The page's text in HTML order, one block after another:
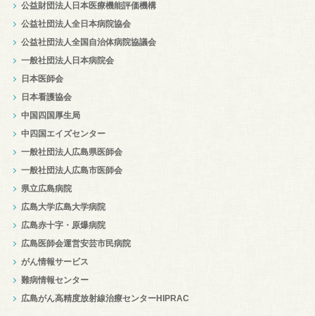
公益財団法人日本医療機能評価機構
公益社団法人全日本病院協会
公益社団法人全国自治体病院協議会
一般社団法人日本病院会
日本医師会
日本看護協会
中国四国厚生局
中四国エイズセンター
一般社団法人広島県医師会
一般社団法人広島市医師会
県立広島病院
広島大学広島大学病院
広島赤十字・原爆病院
広島医師会運営安芸市民病院
がん情報サービス
難病情報センター
広島がん高精度放射線治療センターHIPRAC